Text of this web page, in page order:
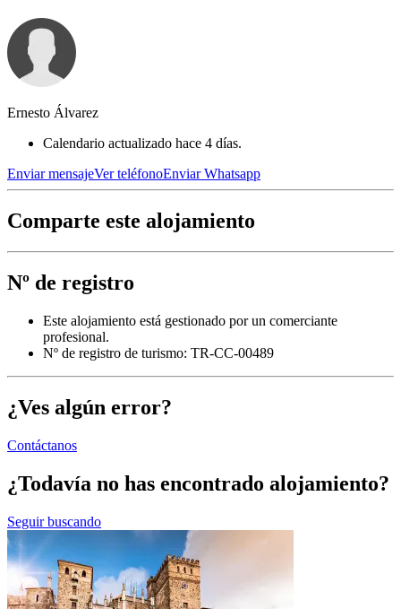
Ernesto Álvarez
Calendario actualizado hace 4 días.
Enviar mensajeVer teléfonoEnviar Whatsapp
Comparte este alojamiento
Nº de registro
Este alojamiento está gestionado por un comerciante
profesional.
Nº de registro de turismo: TR-CC-00489
¿Ves algún error?
Contáctanos
¿Todavía no has encontrado alojamiento?
Seguir buscando